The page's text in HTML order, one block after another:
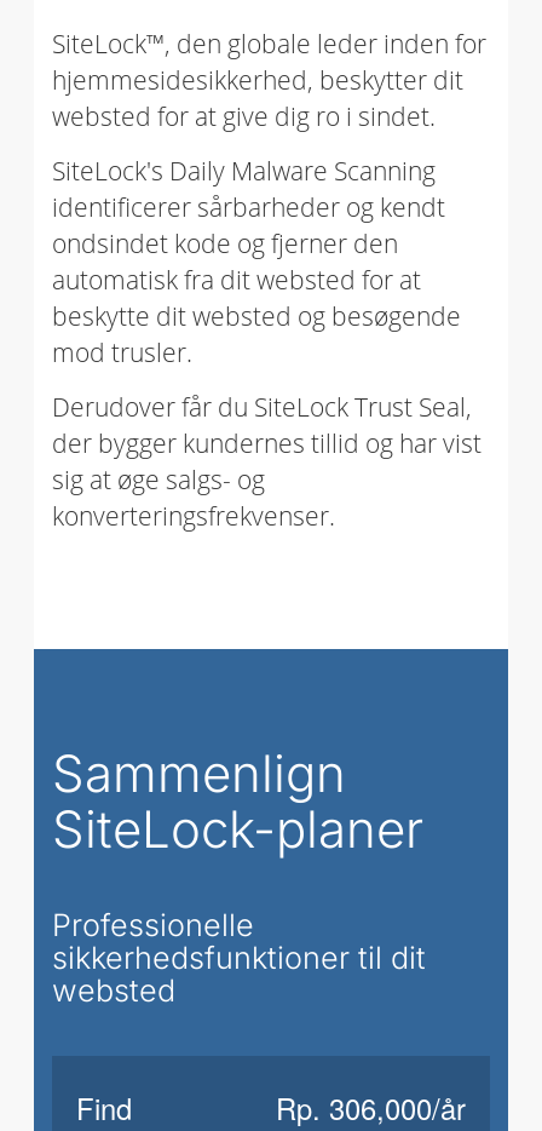
SiteLock™, den globale leder inden for
hjemmesidesikkerhed, beskytter dit
websted for at give dig ro i sindet.
SiteLock's Daily Malware Scanning
identificerer sårbarheder og kendt
ondsindet kode og fjerner den
automatisk fra dit websted for at
beskytte dit websted og besøgende
mod trusler.
Derudover får du SiteLock Trust Seal,
der bygger kundernes tillid og har vist
sig at øge salgs- og
konverteringsfrekvenser.
Sammenlign
SiteLock-planer
Professionelle
sikkerhedsfunktioner til dit
websted
Find Rp. 306,000/år